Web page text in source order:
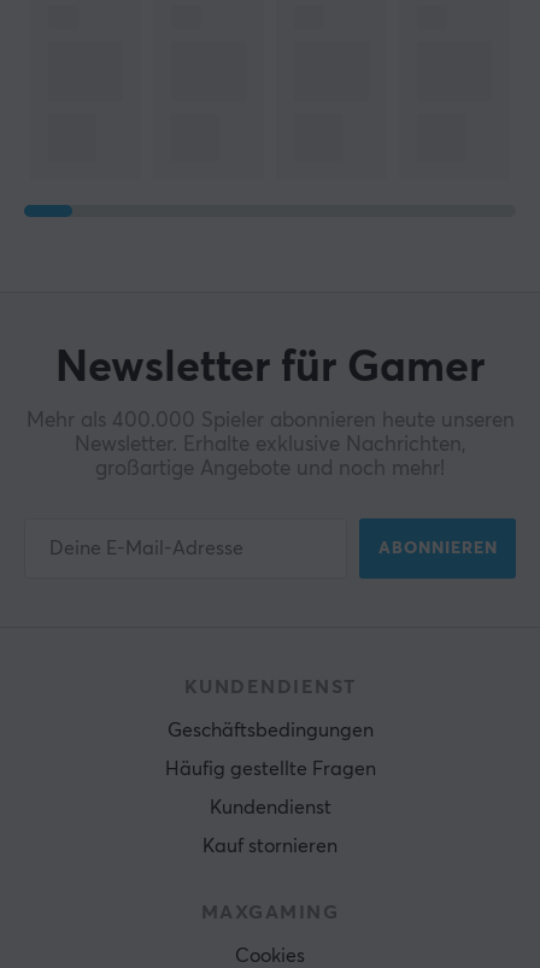
Newsletter für Gamer
Mehr als 400.000 Spieler abonnieren heute unseren
Newsletter. Erhalte exklusive Nachrichten,
großartige Angebote und noch mehr!
ABONNIEREN
KUNDENDIENST
Geschäftsbedingungen
Häufig gestellte Fragen
Kundendienst
Kauf stornieren
MAXGAMING
Cookies